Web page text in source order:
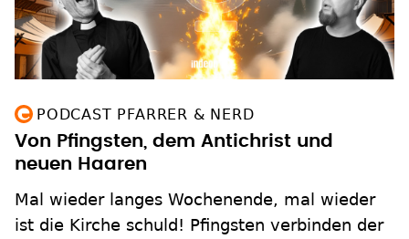
PODCAST PFARRER & NERD
Von Pfingsten, dem Antichrist und
neuen Haaren
Mal wieder langes Wochenende, mal wieder
ist die Kirche schuld! Pfingsten verbinden der